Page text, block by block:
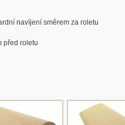
navíjení směrem za roletu
před roletu